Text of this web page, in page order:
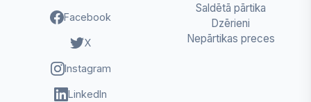
Facebook
X
Instagram
LinkedIn
Saldētā pārtika
Dzērieni
Nepārtikas preces